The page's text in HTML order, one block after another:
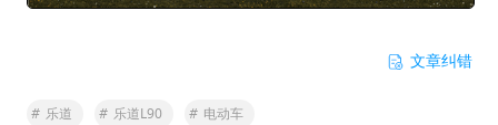
文章纠错
# 乐道 # 乐道L90 # 电动车